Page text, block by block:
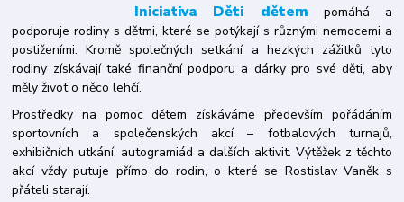
Iniciativa Děti dětem pomáhá a
podporuje rodiny s dětmi, které se potýkají s různými nemocemi a
postiženími. Kromě společných setkání a hezkých zážitků tyto
rodiny získávají také finanční podporu a dárky pro své děti, aby
měly život o něco lehčí.
Prostředky na pomoc dětem získáváme především pořádáním
sportovních a společenských akcí – fotbalových turnajů,
exhibičních utkání, autogramiád a dalších aktivit. Výtěžek z těchto
akcí vždy putuje přímo do rodin, o které se Rostislav Vaněk s
přáteli starají.